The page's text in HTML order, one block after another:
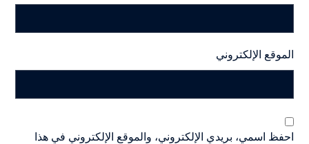
الموقع الإلكتروني
احفظ اسمي، بريدي الإلكتروني، والموقع الإلكتروني في هذا